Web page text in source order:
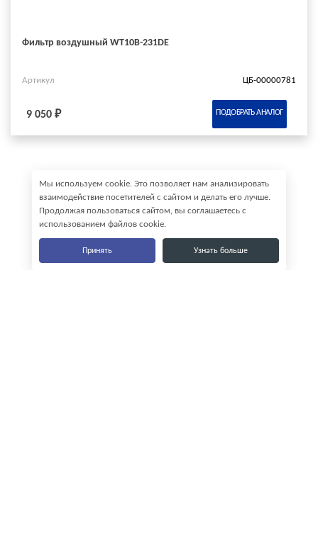
Фильтр воздушный WT10B-231DE
Артикул ЦБ-00000781
9 050 ₽ ПОДОБРАТЬ АНАЛОГ
Мы используем cookie. Это позволяет нам анализировать
взаимодействие посетителей с сайтом и делать его лучше.
Продолжая пользоваться сайтом, вы соглашаетесь с
использованием файлов cookie.
Принять Узнать больше